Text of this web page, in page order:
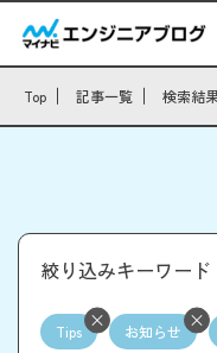
Top 記事一覧 検索結
絞り込みキーワード
Tips お知らせ